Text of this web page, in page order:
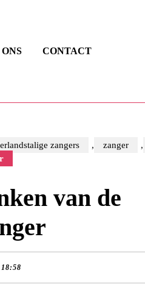
CONTACT
zangers , zanger ,
van de
18:58